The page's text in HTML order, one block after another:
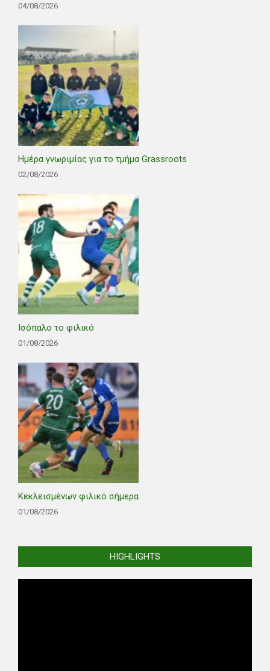
04/08/2026
Ημέρα γνωριμίας για το τμήμα Grassroots
02/08/2026
Ισόπαλο το φιλικό
01/08/2026
Κεκλεισμένων φιλικό σήμερα
01/08/2026
HIGHLIGHTS